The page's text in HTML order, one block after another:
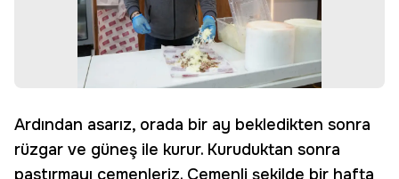
Ardından asarız, orada bir ay bekledikten sonra
rüzgar ve güneş ile kurur. Kuruduktan sonra
pastırmayı çemenleriz. Çemenli şekilde bir hafta